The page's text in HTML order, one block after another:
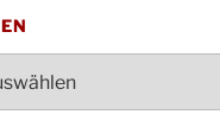
von 16-20 Uhr
18:30 Uhr